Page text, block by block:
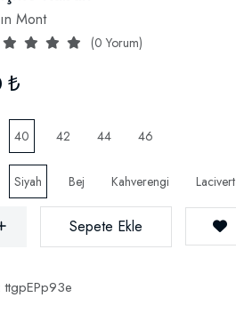
Mont
(0 Yorum)
₺
40 42 44 46
Siyah Bej Kahverengi Lacivert
Sepete Ekle
ttgpEPp93e